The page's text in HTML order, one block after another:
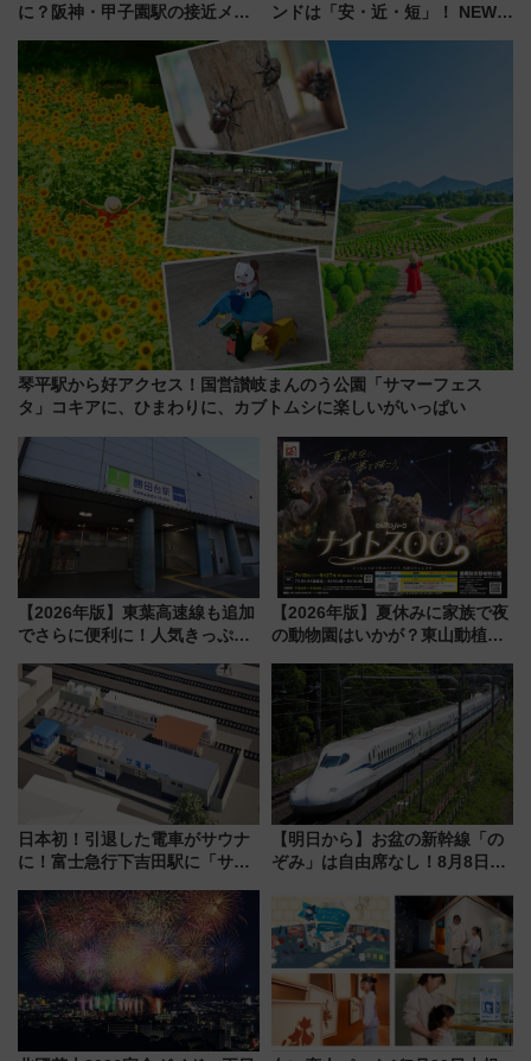
に？阪神・甲子園駅の接近メロ
谷実アレンジの特別仕様へ、8月
5日始発から
ンドは「安・近・短」！ NEWT
渡航先TOP5とは？ 円安時代の
旅行術
琴平駅から好アクセス！国営讃岐まんのう公園「サマーフェス
タ」コキアに、ひまわりに、カブトムシに楽しいがいっぱい
【2026年版】東葉高速線も追加
でさらに便利に！人気きっぷ
今年も発売 秋・早春に千葉県を
巡るなら使い勝手・コスパ抜群
【2026年版】夏休みに家族で夜
の動物園はいかが？東山動植物
ZOO」開催情報
日本初！引退した電車がサウナ
に！富士急行下吉田駅に「サ電
業 行き交う電車の音や振動を
感じながら「ととのう」新感覚
【明日から】お盆の新幹線「の
ぞみ」は自由席なし！8月8日午
せば空きが見つかることも 混
雑避ける「空席」探しのコツ